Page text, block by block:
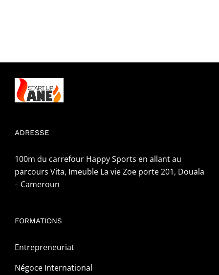
ADRESSE
100m du carrefour Happy Sports en allant au
parcours Vita, Imeuble La vie Zoe porte 201, Douala
– Cameroun
FORMATIONS
Entrepreneuriat
Négoce International